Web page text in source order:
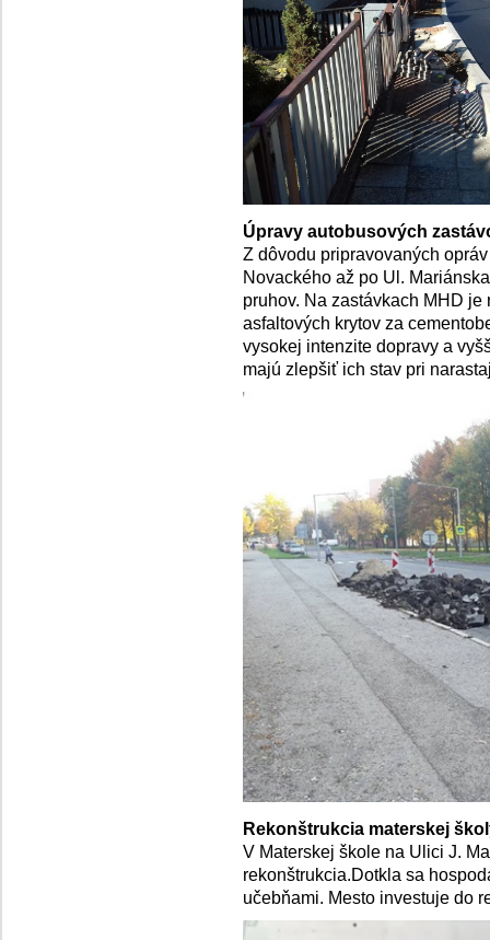
Úpravy autobusových
Z dôvodu pripravovaných
Novackého až po Ul.
pruhov. Na zastávkach MHD
asfaltových krytov za
vysokej intenzite dopravy a
majú zlepšiť ich stav pri
Rekonštrukcia materskej
V Materskej škole na Ulici J.
rekonštrukcia.Dotkla sa
učebňami. Mesto investuje do